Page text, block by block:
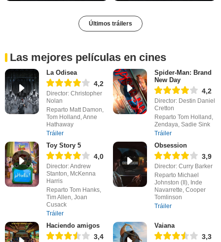
Últimos tráilers
Las mejores películas en cines
La Odisea
4,2
Director: Christopher
Nolan
Reparto Matt Damon,
Tom Holland, Anne
Hathaway
Tráiler
Spider-Man: Brand
New Day
4,2
Director: Destin Daniel
Cretton
Reparto Tom Holland,
Zendaya, Sadie Sink
Tráiler
Toy Story 5
4,0
Director: Andrew
Stanton, McKenna
Harris
Reparto Tom Hanks,
Tim Allen, Joan
Cusack
Tráiler
Obsession
3,9
Director: Curry Barker
Reparto Michael
Johnston (II), Inde
Navarrette, Cooper
Tomlinson
Tráiler
Haciendo amigos
3,4
Vaiana
3,3